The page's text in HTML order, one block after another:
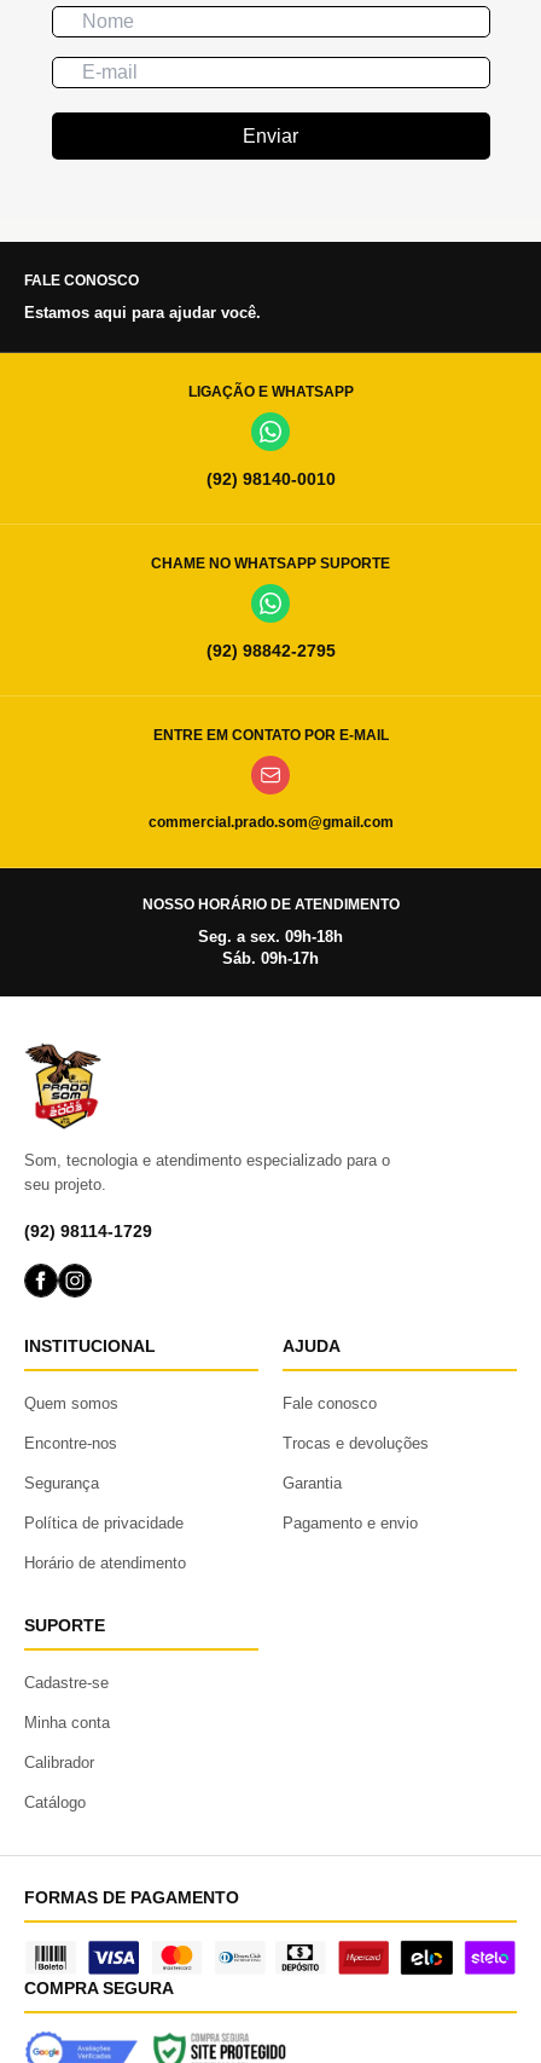
Enviar
FALE CONOSCO
Estamos aqui para ajudar você.
LIGAÇÃO E WHATSAPP
(92) 98140-0010
CHAME NO WHATSAPP SUPORTE
(92) 98842-2795
ENTRE EM CONTATO POR E-MAIL
commercial.prado.som@gmail.com
NOSSO HORÁRIO DE ATENDIMENTO
Seg. a sex. 09h-18h
Sáb. 09h-17h
Som, tecnologia e atendimento especializado para o
seu projeto.
(92) 98114-1729
INSTITUCIONAL
Quem somos
Encontre-nos
Segurança
Política de privacidade
Horário de atendimento
AJUDA
Fale conosco
Trocas e devoluções
Garantia
Pagamento e envio
SUPORTE
Cadastre-se
Minha conta
Calibrador
Catálogo
FORMAS DE PAGAMENTO
COMPRA SEGURA